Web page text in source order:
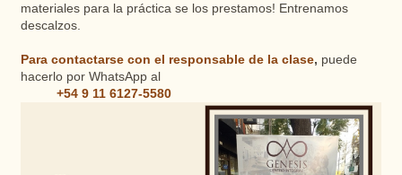
materiales para la práctica se los prestamos! Entrenamos
descalzos.
Para contactarse con el responsable de la clase, puede
hacerlo por WhatsApp al
+54 9 11 6127-5580